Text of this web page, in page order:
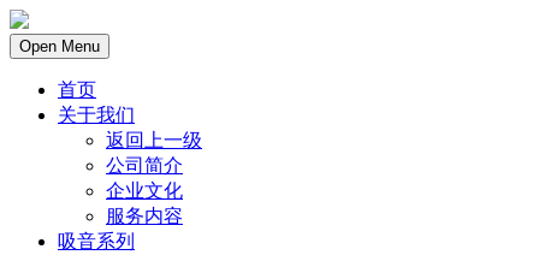
Open Menu
首页
关于我们
返回上一级
公司简介
企业文化
服务内容
吸音系列